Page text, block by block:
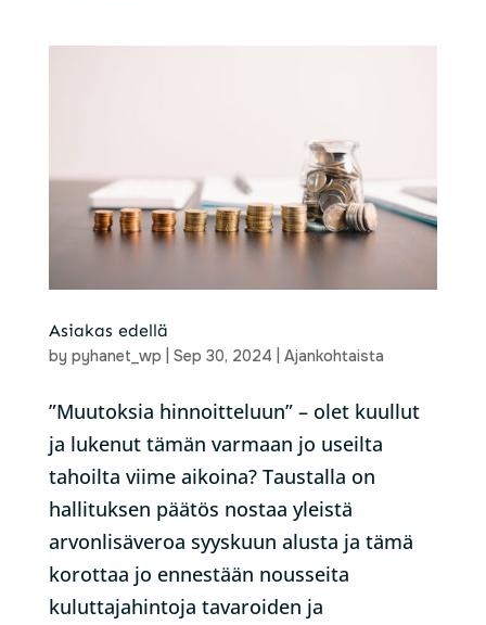
Asiakas edellä
by pyhanet_wp Sep 30, 2024 Ajankohtaista
”Muutoksia hinnoitteluun” – olet kuullut
ja lukenut tämän varmaan jo useilta
tahoilta viime aikoina? Taustalla on
hallituksen päätös nostaa yleistä
arvonlisäveroa syyskuun alusta ja tämä
korottaa jo ennestään nousseita
kuluttajahintoja tavaroiden ja